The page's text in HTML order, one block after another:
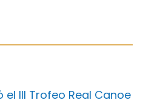
III Trofeo Real Canoe